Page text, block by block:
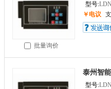
批量询价
型号:
￥电议
泰州智
型号: